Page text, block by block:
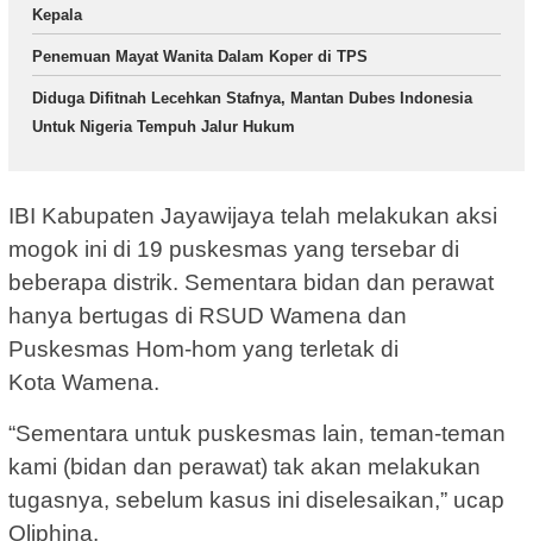
Kepala
Penemuan Mayat Wanita Dalam Koper di TPS
Diduga Difitnah Lecehkan Stafnya, Mantan Dubes Indonesia
Untuk Nigeria Tempuh Jalur Hukum
IBI Kabupaten Jayawijaya telah melakukan aksi
mogok ini di 19 puskesmas yang tersebar di
beberapa distrik. Sementara bidan dan perawat
hanya bertugas di RSUD Wamena dan
Puskesmas Hom-hom yang terletak di
Kota Wamena.
“Sementara untuk puskesmas lain, teman-teman
kami (bidan dan perawat) tak akan melakukan
tugasnya, sebelum kasus ini diselesaikan,” ucap
Oliphina.